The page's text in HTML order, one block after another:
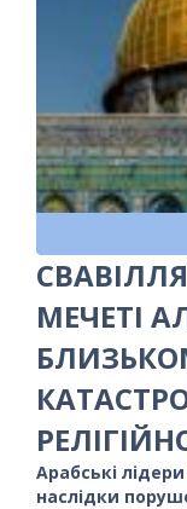
МЕЧЕТІ
Арабські
наслідки